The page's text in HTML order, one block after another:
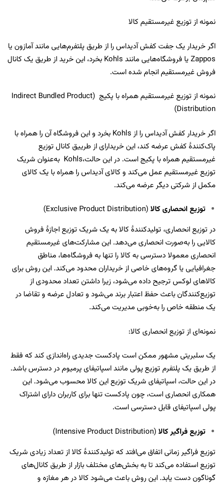
نمونه از توزیع غیرمستقیم کالا
اگر خریدار یک جفت کفش آدیداس را از طریق پلتفرم‌هایی مانند آمازون یا
Zappos یا فروشگاه‌هایی مانند Kohls بخرد، این خرید از طریق یک کانال
فروش غیرمستقیم انجام شده است.
نمونه از توزیع غیرمستقیم همراه با پکیج (Indirect Bundled Product
Distribution)
اگر خریدار کفش آدیداس را از Kohls بخرد و این فروشگاه آن را همراه با
پاک‌کنندۀ کفش عرضه کند، این خریدار‌ای از طرییق کانال توزیع
غیرمستقیم همراه با پکیج است. در این حالت،Kohls به‌عنوان شریک
توزیع غیرمستقیم عمل می‌کند و کالای آدیداس را همراه با یک کالای
مکمل از شرکتی دیگر عرضه می‌کند.
توزیع انحصاری کالا(Exclusive Product Distribution)
در توزیع انحصاری، تولیدکنندۀ کالا به یک شریک توزیع اجازۀ فروش
کالایی را به‌صورت انحصاری می‌دهد. این مشارکت‌های غیرمستقیم
انحصاری معمولا دسترسی به کالا را تنها به فروشگاه‌ها، مناطق
جغرافیایی یا گروه‌های خاصی از خریداران محدود می‌کند. این روش برای
کالاهای لوکس ترجیح داده می‌شود، زیرا داشتن تعداد محدودی از
توزیع‌کنندگان باعث حفظ اعتبار برند می‌شود و تعادل عرضه و تقاضا در
یک منطقه خاص را به‌خوبی مدیریت می‌کند.
نمونه‌ای از توزیع انحصاری کالا:
یک سلبریتی مشهور ممکن است پادکست جدیدی راه‌اندازی کند که فقط
از طریق یک پلتفرم توزیع پولی مانند اسپاتیفای پرمیوم در دسترس باشد.
در این حالت، اسپاتیفای شریک توزیع این کالا محسوب می‌شود. این
همکاری انحصاری است، چون پادکست تنها برای کاربران دارای اشتراک
پولی اسپاتیفای قابل دسترسی است.
توزیع فراگیر کالا(Intensive Product Distribution)
توزیع فراگیر زمانی اتفاق می‌افتد که تولیدکنندۀ کالا از تعداد زیادی شریک
توزیع استفاده می‌کند تا به بخش‌های مختلف بازار از طریق کانال‌های
گوناگون دست یابد. این روش باعث می‌شود کالا در هر مغازه و